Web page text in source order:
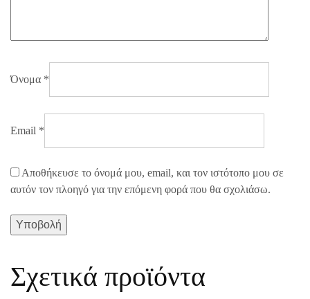
Όνομα *
Email *
Αποθήκευσε το όνομά μου, email, και τον ιστότοπο μου σε
αυτόν τον πλοηγό για την επόμενη φορά που θα σχολιάσω.
Σχετικά προϊόντα